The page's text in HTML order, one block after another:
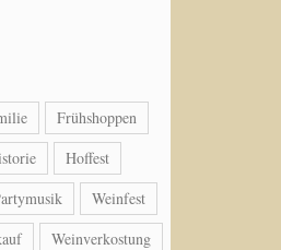
Frühshoppen
Hoffest
Weinfest
Weinverkostung